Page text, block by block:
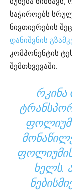
საჭიროებს
ნივთიერების
დანიშვნის
კომპონენტის
შემთხვევაში.
ᲠᲙᲘᲜᲐ
ᲤᲝᲚᲘᲣᲛᲘᲡ
ᲮᲔᲚᲡ.